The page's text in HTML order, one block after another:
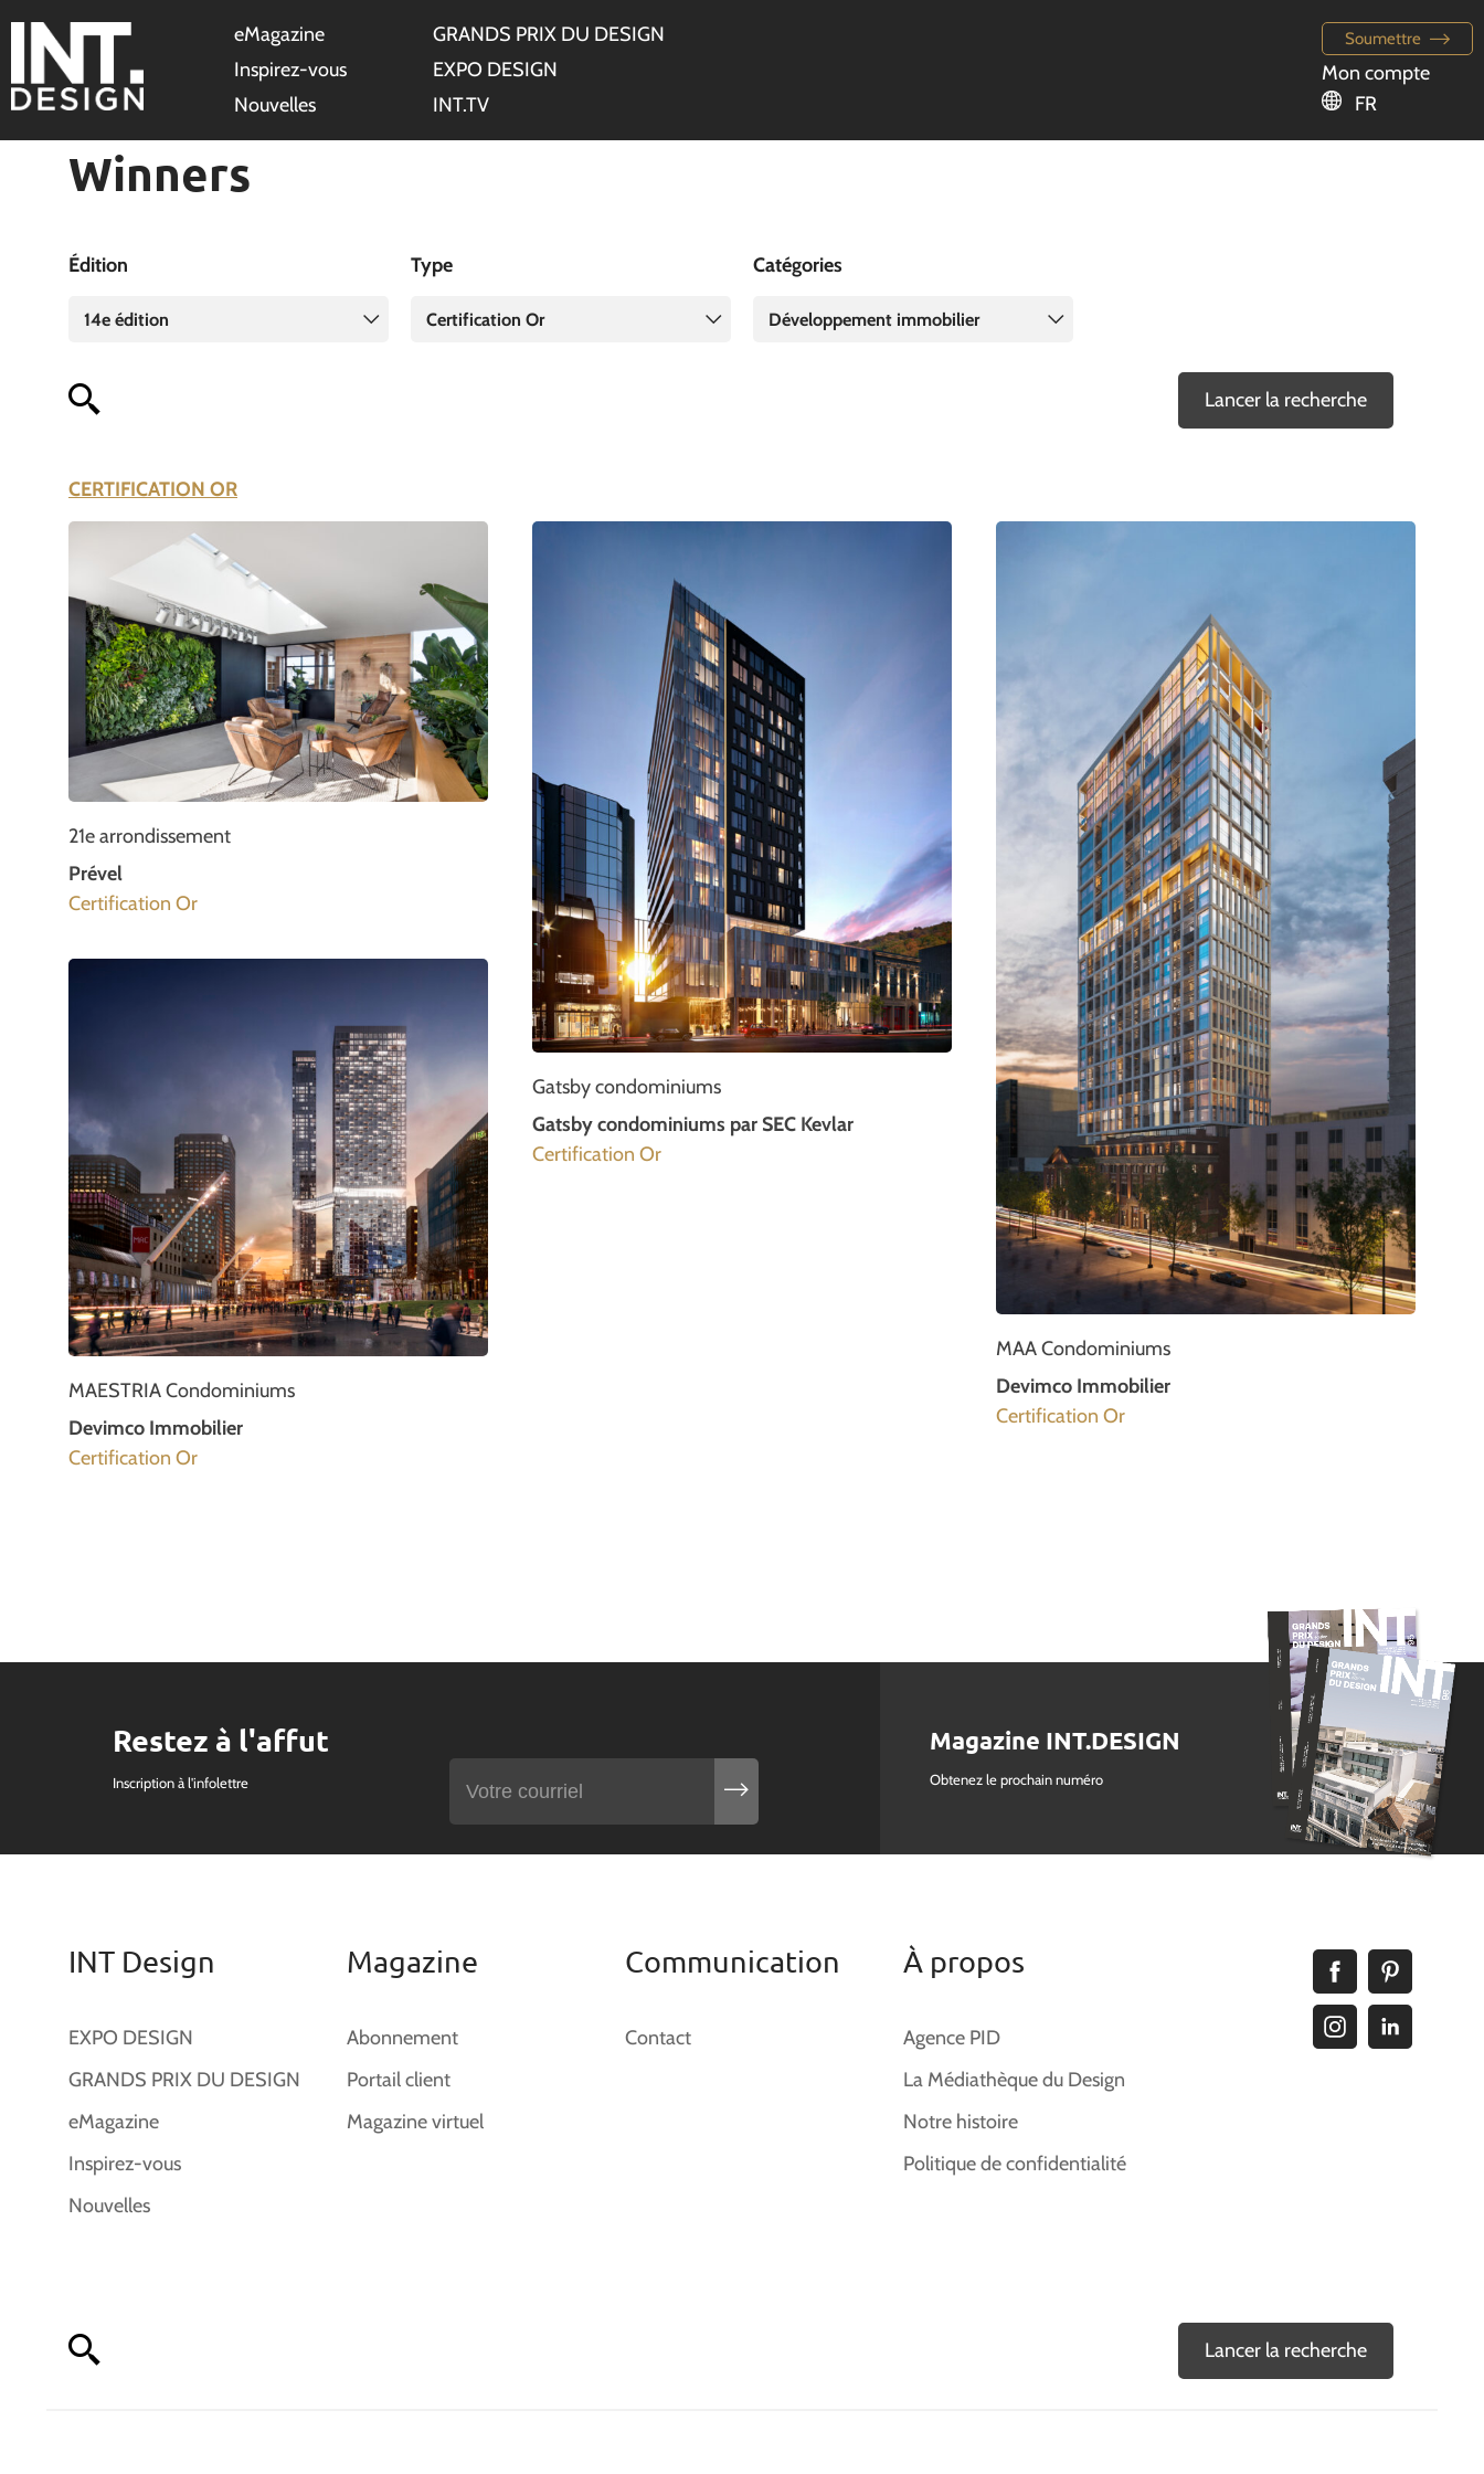
eMagazine
Inspirez-vous
Nouvelles
GRANDS PRIX DU DESIGN
EXPO DESIGN
INT.TV
Soumettre
Mon compte
FR
Winners
Édition
14e édition
Type
Certification Or
Catégories
Développement immobilier
Lancer la recherche
CERTIFICATION OR
21e arrondissement
Prével
Certification Or
MAESTRIA Condominiums
Devimco Immobilier
Certification Or
Gatsby condominiums
Gatsby condominiums par SEC Kevlar
Certification Or
MAA Condominiums
Devimco Immobilier
Certification Or
Restez à l'affut
Inscription à l'infolettre
Magazine INT.DESIGN
Obtenez le prochain numéro
INT Design
EXPO DESIGN
GRANDS PRIX DU DESIGN
eMagazine
Inspirez-vous
Nouvelles
Magazine
Abonnement
Portail client
Magazine virtuel
Communication
Contact
À propos
Agence PID
La Médiathèque du Design
Notre histoire
Politique de confidentialité
Lancer la recherche